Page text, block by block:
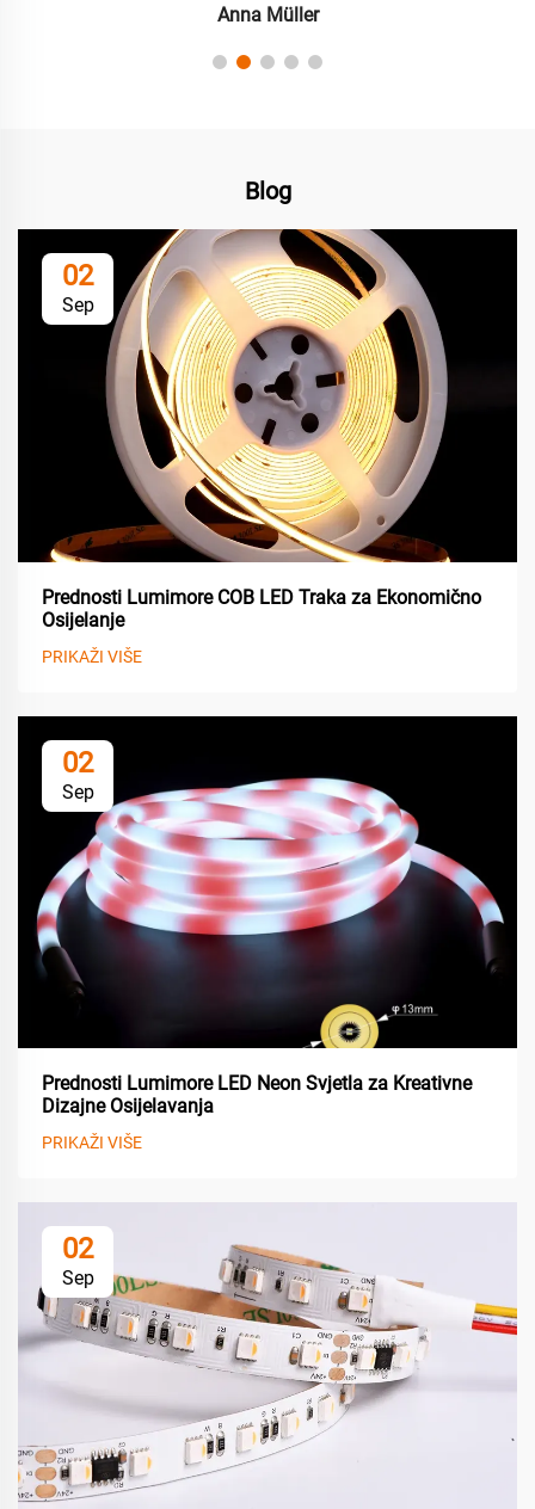
Anna Müller
Blog
02
Sep
Prednosti Lumimore COB LED Traka za Ekonomično
Osijelanje
PRIKAŽI VIŠE
02
Sep
Prednosti Lumimore LED Neon Svjetla za Kreativne
Dizajne Osijelavanja
PRIKAŽI VIŠE
02
Sep